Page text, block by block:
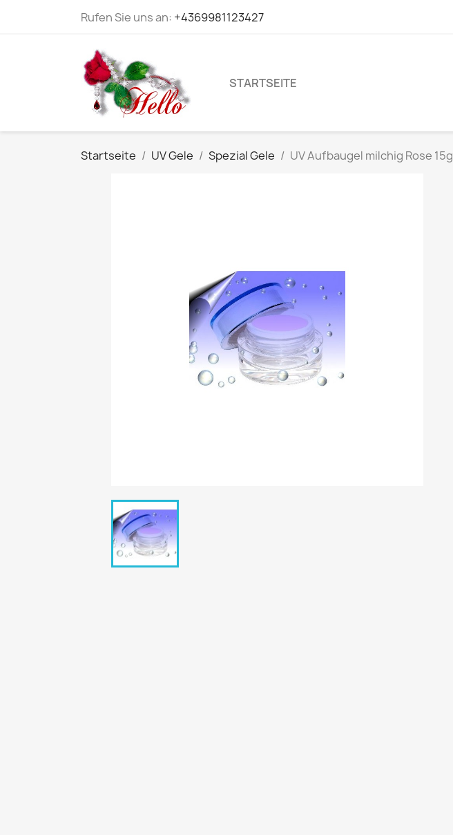
Rufen Sie uns an: +4369981123427
STARTSEITE
Startseite UV Gele Spezial Gele UV Aufbaugel milchig Rose 15g